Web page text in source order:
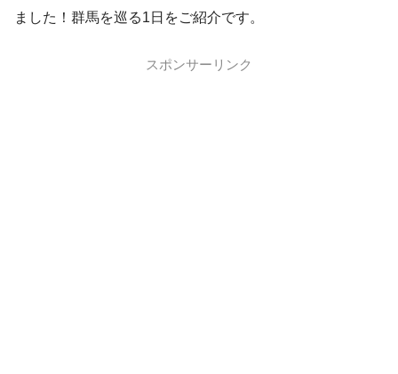
ました！群馬を巡る1日をご紹介です。
スポンサーリンク